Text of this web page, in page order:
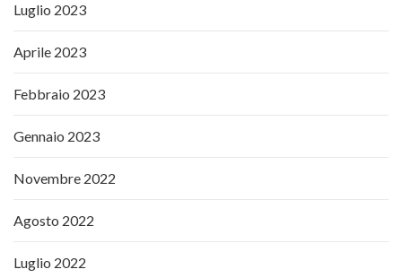
Luglio 2023
Aprile 2023
Febbraio 2023
Gennaio 2023
Novembre 2022
Agosto 2022
Luglio 2022